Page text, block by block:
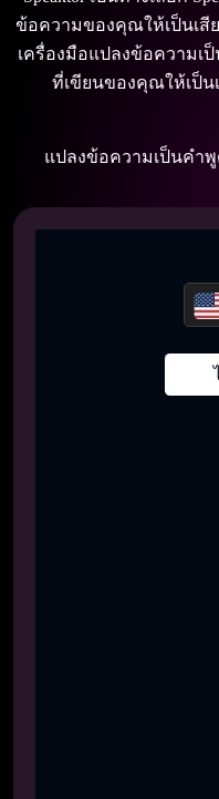
ข้อความของคุณให้เป็นเสี
เครื่องมือแปลงข้อความ
ที่เขียนของคุณให้เป็น
แปลงข้อความเป็นคําพู